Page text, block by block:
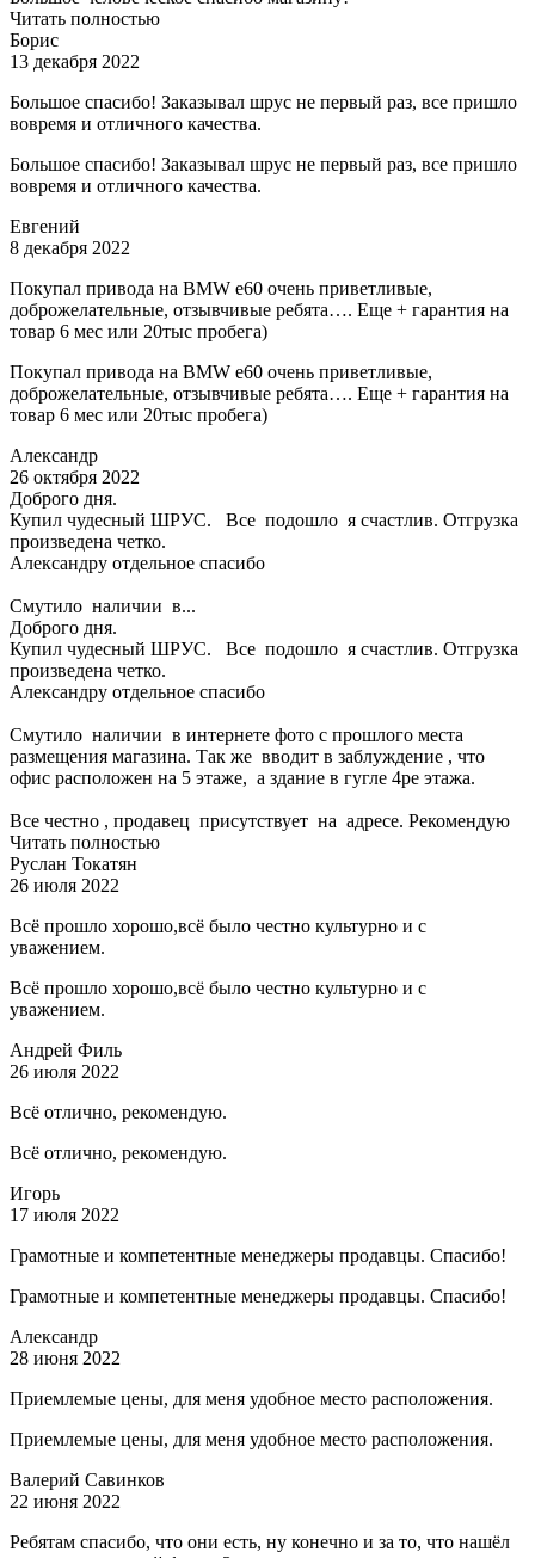
Читать полностью
Борис
13 декабря 2022
Большое спасибо! Заказывал шрус не первый раз, все пришло
вовремя и отличного качества.
Большое спасибо! Заказывал шрус не первый раз, все пришло
вовремя и отличного качества.
Евгений
8 декабря 2022
Покупал привода на BMW e60 очень приветливые,
доброжелательные, отзывчивые ребята…. Еще + гарантия на
товар 6 мес или 20тыс пробега)
Покупал привода на BMW e60 очень приветливые,
доброжелательные, отзывчивые ребята…. Еще + гарантия на
товар 6 мес или 20тыс пробега)
Александр
26 октября 2022
Доброго дня.
Купил чудесный ШРУС. Все подошло я счастлив. Отгрузка
произведена четко.
Александру отдельное спасибо
Смутило наличии в...
Доброго дня.
Купил чудесный ШРУС. Все подошло я счастлив. Отгрузка
произведена четко.
Александру отдельное спасибо
Смутило наличии в интернете фото с прошлого места
размещения магазина. Так же вводит в заблуждение , что
офис расположен на 5 этаже, а здание в гугле 4ре этажа.
Все честно , продавец присутствует на адресе. Рекомендую
Читать полностью
Руслан Токатян
26 июля 2022
Всё прошло хорошо,всё было честно культурно и с
уважением.
Всё прошло хорошо,всё было честно культурно и с
уважением.
Андрей Филь
26 июля 2022
Всё отлично, рекомендую.
Всё отлично, рекомендую.
Игорь
17 июля 2022
Грамотные и компетентные менеджеры продавцы. Спасибо!
Грамотные и компетентные менеджеры продавцы. Спасибо!
Александр
28 июня 2022
Приемлемые цены, для меня удобное место расположения.
Приемлемые цены, для меня удобное место расположения.
Валерий Савинков
22 июня 2022
Ребятам спасибо, что они есть, ну конечно и за то, что нашёл